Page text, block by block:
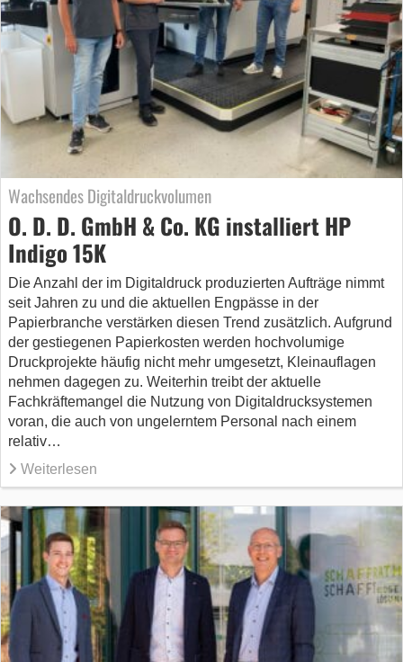
Wachsendes Digitaldruckvolumen
O. D. D. GmbH & Co. KG installiert HP
Indigo 15K
Die Anzahl der im Digitaldruck produzierten Aufträge nimmt
seit Jahren zu und die aktuellen Engpässe in der
Papierbranche verstärken diesen Trend zusätzlich. Aufgrund
der gestiegenen Papierkosten werden hochvolumige
Druckprojekte häufig nicht mehr umgesetzt, Kleinauflagen
nehmen dagegen zu. Weiterhin treibt der aktuelle
Fachkräftemangel die Nutzung von Digitaldrucksystemen
voran, die auch von ungelerntem Personal nach einem
relativ…
Weiterlesen